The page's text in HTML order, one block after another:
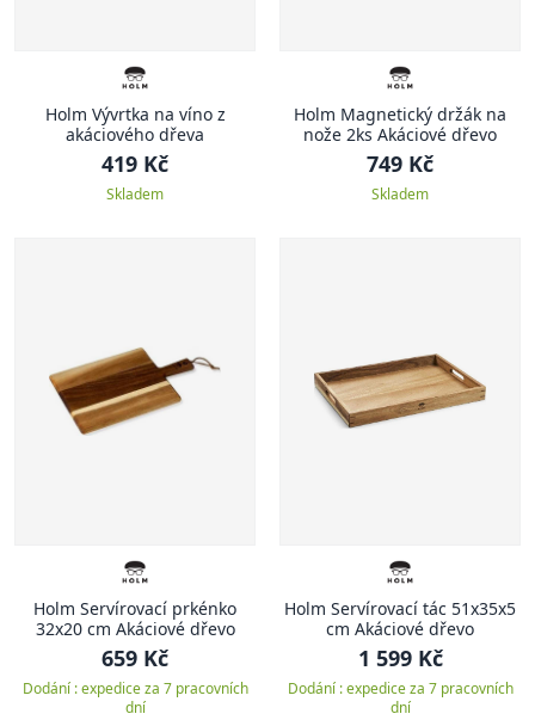
Holm Vývrtka na víno z
akáciového dřeva
419 Kč
Skladem
Holm Magnetický držák na
nože 2ks Akáciové dřevo
749 Kč
Skladem
Holm Servírovací prkénko
32x20 cm Akáciové dřevo
659 Kč
Dodání : expedice za 7 pracovních
dní
Holm Servírovací tác 51x35x5
cm Akáciové dřevo
1 599 Kč
Dodání : expedice za 7 pracovních
dní